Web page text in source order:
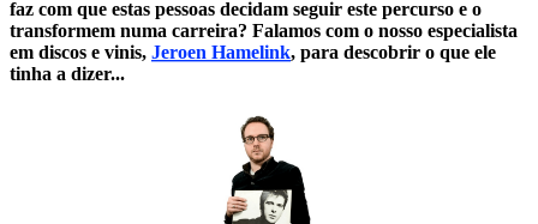
faz com que estas pessoas decidam seguir este percurso e o
transformem numa carreira? Falamos com o nosso especialista
em discos e vinis, Jeroen Hamelink, para descobrir o que ele
tinha a dizer...